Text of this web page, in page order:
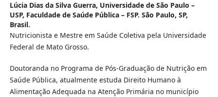
Lúcia Dias da Silva Guerra, Universidade de São Paulo –
USP, Faculdade de Saúde Pública – FSP. São Paulo, SP,
Brasil.
Nutricionista e Mestre em Saúde Coletiva pela Universidade
Federal de Mato Grosso.
Doutoranda no Programa de Pós-Graduação de Nutrição em
Saúde Pública, atualmente estuda Direito Humano à
Alimentação Adequada na Atenção Primária no município